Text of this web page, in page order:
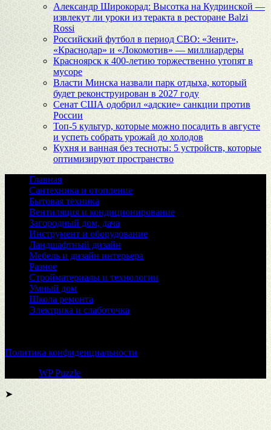
Александр Широкорад: Высотка на Кудринской —
извлекут ли уроки из теракта в ресторане Balzi
Rossi
Российский футбол в период СВО: «Зенит»,
«Краснодар» и «Локомотив» — миллиардеры
Красноярск к 400-летию торжественно утопят в
мусоре
Власти Минска назвали парк отдыха, который
будет реконструирован в 2027 году
Сенат США одобрил «адские» санкции против
России
Топ-5 культур, которые можно посадить в августе
и успеть собрать урожай до холодов
Кухня и ванная без тесноты: 5 устройств, которые
оптимизируют пространство
Главная
Сантехника и отопление
Бытовая техника
Вентиляция и кондиционирование
Загородный дом, дача
Инструмент и оборудование
Ландшафтный дизайн
Мебель и дизайн интерьера
Разное
Стройматериалы и технологии
Умный дом
Школа ремонта
Электрика и слаботочка
Политика конфиденциальности
WP Puzzle
➤